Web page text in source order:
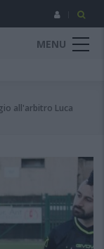
MENU
all'arbitro Luca